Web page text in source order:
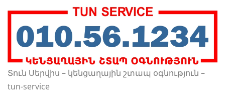
Տուն Սերվիս – կենցաղային շտապ օգնություն –
tun-service